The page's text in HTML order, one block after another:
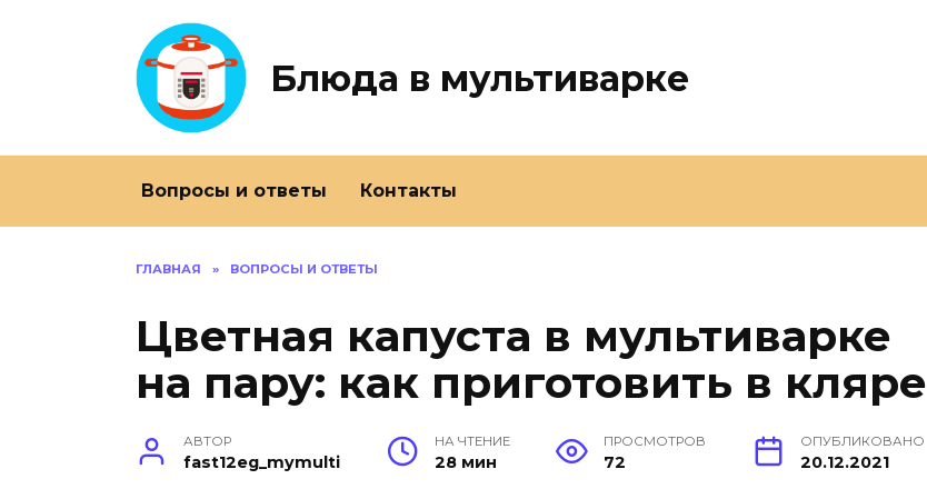
Блюда в мультиварке
Вопросы и ответы Контакты
ГЛАВНАЯ » ВОПРОСЫ И ОТВЕТЫ
Цветная капуста в мультиварке
на пару: как приготовить в кляре
АВТОР
fast12eg_mymulti
НА ЧТЕНИЕ
28 мин
ПРОСМОТРОВ
72
ОПУБЛИКОВАНО
20.12.2021